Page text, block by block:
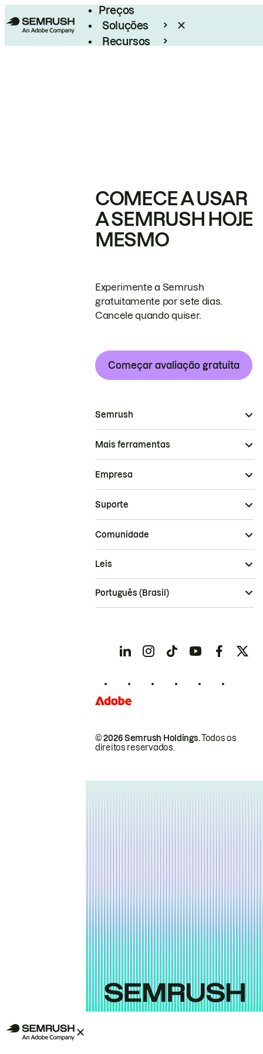
Preços
Soluções
Recursos
COMECE A USAR
A SEMRUSH HOJE
MESMO
Experimente a Semrush
gratuitamente por sete dias.
Cancele quando quiser.
Começar avaliação gratuita
Semrush
Mais ferramentas
Empresa
Suporte
Comunidade
© 2026 Semrush Holdings.Todos os
direitos reservados.
Leis
Português (Brasil)